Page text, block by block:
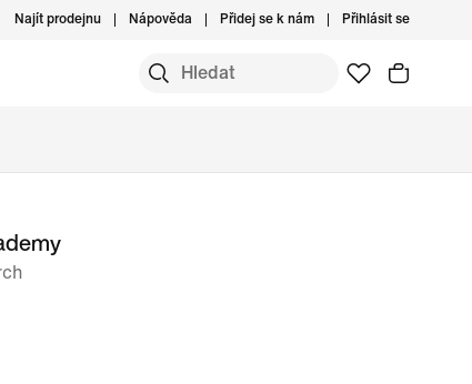
Najít prodejnu Nápověda Přidej se k nám Přihlásit se